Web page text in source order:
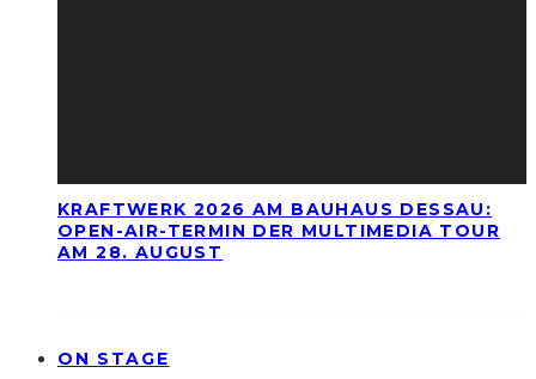
KRAFTWERK 2026 AM BAUHAUS DESSAU:
OPEN-AIR-TERMIN DER MULTIMEDIA TOUR
AM 28. AUGUST
ON STAGE